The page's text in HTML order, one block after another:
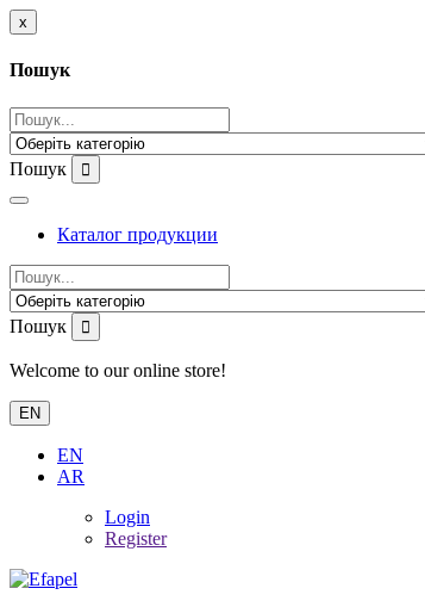
x
Пошук
Пошук
Каталог продукции
Пошук
Welcome to our online store!
EN
EN
AR
Login
Register